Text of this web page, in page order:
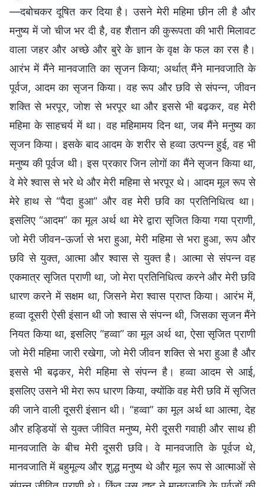
—दबोचकर दूषित कर दिया है। उसने मेरी महिमा छीन ली है और
मनुष्य में जो चीज भर दी है, वह शैतान की कुरूपता की भारी मिलावट
वाला जहर और अच्छे और बुरे के ज्ञान के वृक्ष के फल का रस है।
आरंभ में मैंने मानवजाति का सृजन किया; अर्थात् मैंने मानवजाति के
पूर्वज, आदम का सृजन किया। वह रूप और छवि से संपन्न, जीवन
शक्ति से भरपूर, जोश से भरपूर था और इससे भी बढ़कर, वह मेरी
महिमा के साहचर्य में था। वह महिमामय दिन था, जब मैंने मनुष्य का
सृजन किया। इसके बाद आदम के शरीर से हव्वा उत्पन्न हुई, वह भी
मनुष्य की पूर्वज थी। इस प्रकार जिन लोगों का मैंने सृजन किया था,
वे मेरे श्वास से भरे थे और मेरी महिमा से भरपूर थे। आदम मूल रूप से
मेरे हाथ से “पैदा हुआ” और वह मेरी छवि का प्रतिनिधित्व था।
इसलिए “आदम” का मूल अर्थ था मेरे द्वारा सृजित किया गया प्राणी,
जो मेरी जीवन-ऊर्जा से भरा हुआ, मेरी महिमा से भरा हुआ, रूप और
छवि से युक्त, आत्मा और श्वास से युक्त है। आत्मा से संपन्न वह
एकमात्र सृजित प्राणी था, जो मेरा प्रतिनिधित्व करने और मेरी छवि
धारण करने में सक्षम था, जिसने मेरा श्वास प्राप्त किया। आरंभ में,
हव्वा दूसरी ऐसी इंसान थी जो श्वास से संपन्न थी, जिसका सृजन मैंने
नियत किया था, इसलिए “हव्वा” का मूल अर्थ था, ऐसा सृजित प्राणी
जो मेरी महिमा जारी रखेगा, जो मेरी जीवन शक्ति से भरा हुआ है और
इससे भी बढ़कर, मेरी महिमा से संपन्न है। हव्वा आदम से आई,
इसलिए उसने भी मेरा रूप धारण किया, क्योंकि वह मेरी छवि में सृजित
की जाने वाली दूसरी इंसान थी। “हव्वा” का मूल अर्थ था आत्मा, देह
और हड्डियों से युक्त जीवित मनुष्य, मेरी दूसरी गवाही और साथ ही
मानवजाति के बीच मेरी दूसरी छवि। वे मानवजाति के पूर्वज थे,
मानवजाति में बहुमूल्य और शुद्ध मनुष्य थे और मूल रूप से आत्माओं से